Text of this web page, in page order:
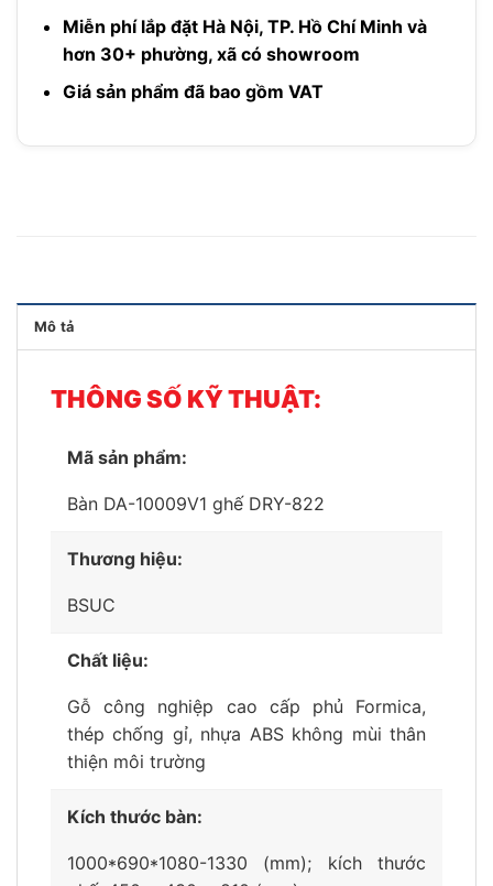
Miễn phí lắp đặt Hà Nội, TP. Hồ Chí Minh và
hơn 30+ phường, xã có showroom
Giá sản phẩm đã bao gồm VAT
Mô tả
THÔNG SỐ KỸ THUẬT:
Mã sản phẩm:
Bàn DA-10009V1 ghế DRY-822
Thương hiệu:
BSUC
Chất liệu:
Gỗ công nghiệp cao cấp phủ Formica,
thép chống gỉ, nhựa ABS không mùi thân
thiện môi trường
Kích thước bàn:
1000*690*1080-1330 (mm); kích thước